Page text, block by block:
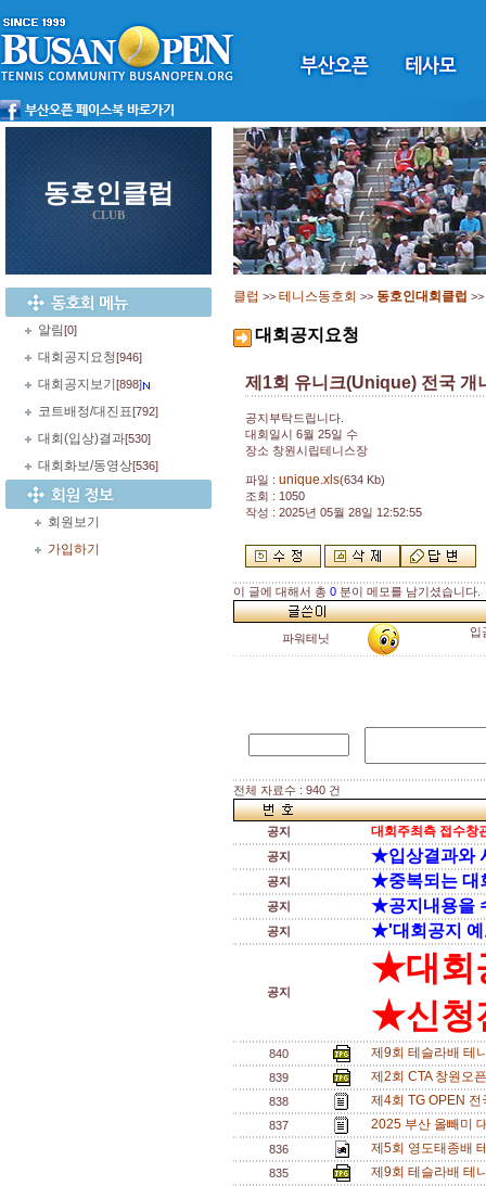
동호인클럽
CLUB
알림[0]
대회공지요청[946]
대회공지보기 [898]
코트배정/대진표[792]
대회(입상)결과[530]
대회화보/동영상[536]
회원보기
가입하기
클럽 >> 테니스동호회 >> 동호인대회클럽 >>
대회공지요청
제1회 유니크(Unique) 전국 개
공지부탁드립니다.
대회일시 6월 25일 수
장소 창원시립테니스장
파일 : unique.xls(634 Kb)
조회 : 1050
작성 : 2025년 05월 28일 12:52:55
이 글에 대해서 총 0 분이 메모를 남기셨습니다.
파워테닛 입
전체 자료수 : 940 건
공지 대회주최측 접수창
공지 ★입상결과와
공지 ★중복되는 대
공지 ★공지내용을
공지 ★'대회공지 예
공지
★대회
★신청
840 제9회 테슬라배 테
839 제2회 CTA 창원오
838 제4회 TG OPEN
837 2025 부산 올빼미
836 제5회 영도태종배
835 제9회 테슬라배 테